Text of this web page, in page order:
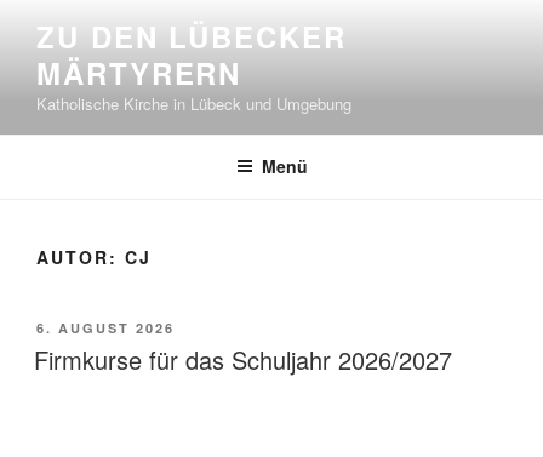
Inhalt
springen
ZU DEN LÜBECKER
MÄRTYRERN
Katholische Kirche in Lübeck und Umgebung
Menü
AUTOR: CJ
VERÖFFENTLICHT
AM
6. AUGUST 2026
Firmkurse für das Schuljahr 2026/2027